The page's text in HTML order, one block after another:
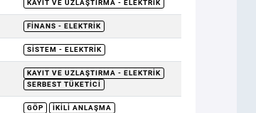
KAYIT VE UZLAŞTIRMA - ELEKTRIK
FINANS - ELEKTRIK
SISTEM - ELEKTRIK
KAYIT VE UZLAŞTIRMA - ELEKTRIK
SERBEST TÜKETICI
GÖP İKILI ANLAŞMA